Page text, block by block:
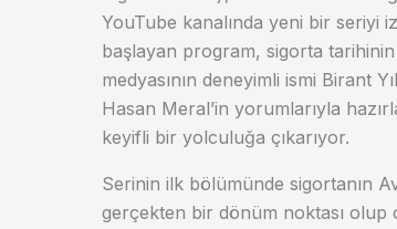
YouTube kanalında yeni bir seriyi
başlayan program, sigorta tarihinin
medyasının deneyimli ismi Birant
Hasan Meral’in yorumlarıyla
keyifli bir yolculuğa çıkarıyor.
Serinin ilk bölümünde sigortanın
gerçekten bir dönüm noktası olup